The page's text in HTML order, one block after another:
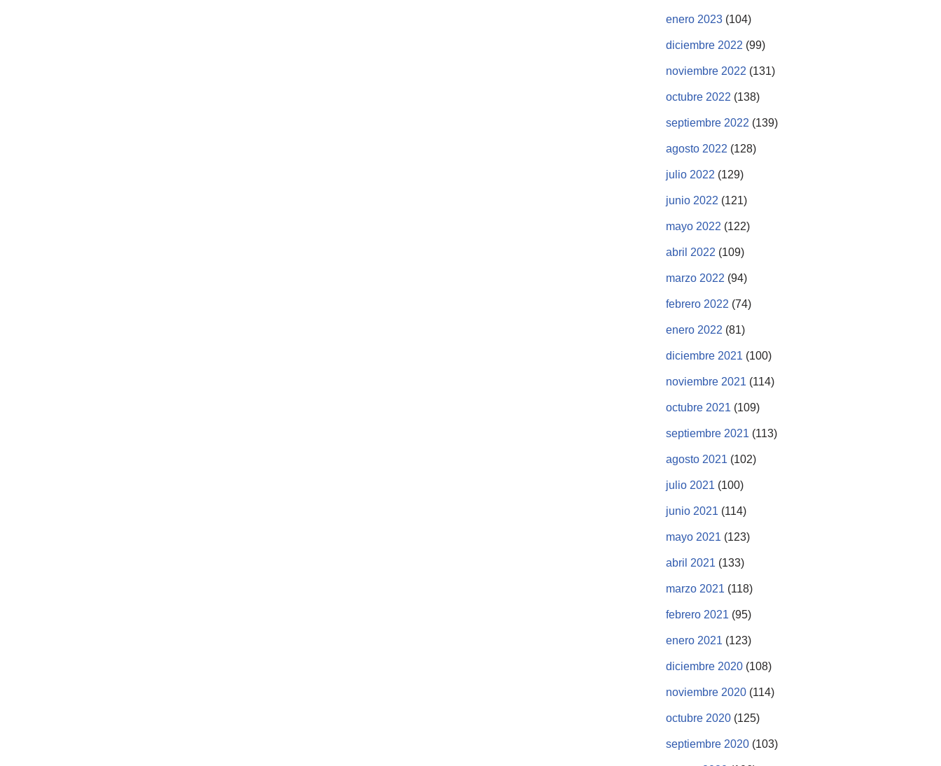
enero 2023 (104)
diciembre 2022 (99)
noviembre 2022 (131)
octubre 2022 (138)
septiembre 2022 (139)
agosto 2022 (128)
julio 2022 (129)
junio 2022 (121)
mayo 2022 (122)
abril 2022 (109)
marzo 2022 (94)
febrero 2022 (74)
enero 2022 (81)
diciembre 2021 (100)
noviembre 2021 (114)
octubre 2021 (109)
septiembre 2021 (113)
agosto 2021 (102)
julio 2021 (100)
junio 2021 (114)
mayo 2021 (123)
abril 2021 (133)
marzo 2021 (118)
febrero 2021 (95)
enero 2021 (123)
diciembre 2020 (108)
noviembre 2020 (114)
octubre 2020 (125)
septiembre 2020 (103)